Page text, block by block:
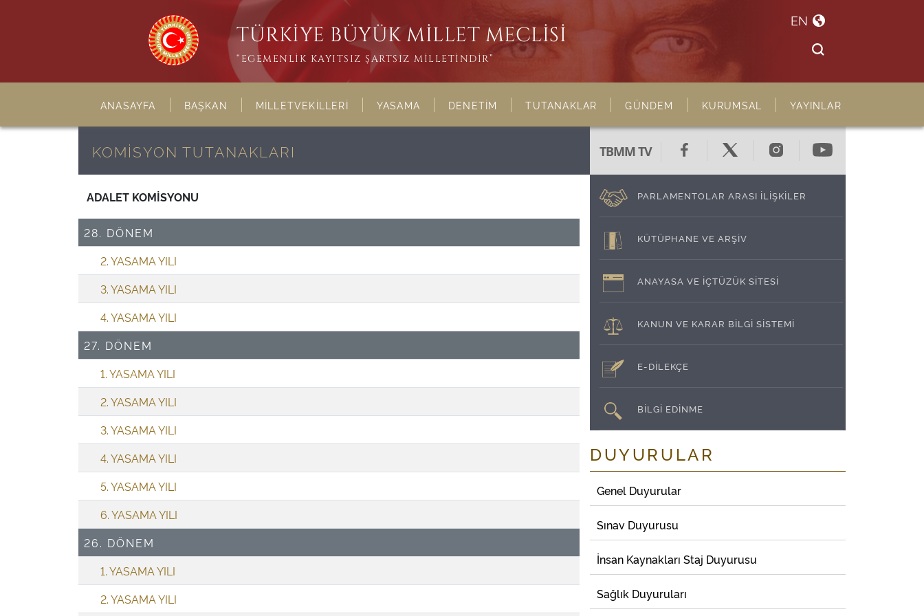
TÜRKİYE BÜYÜK MİLLET MECLİSİ
“EGEMENLİK KAYITSIZ ŞARTSIZ MİLLETİNDİR”
EN
ANASAYFA BAŞKAN MİLLETVEKİLLERİ YASAMA DENETİM TUTANAKLAR GÜNDEM KURUMSAL YAYINLAR
KOMİSYON TUTANAKLARI
ADALET KOMİSYONU
28. DÖNEM
2. YASAMA YILI
3. YASAMA YILI
4. YASAMA YILI
27. DÖNEM
1. YASAMA YILI
2. YASAMA YILI
3. YASAMA YILI
4. YASAMA YILI
5. YASAMA YILI
6. YASAMA YILI
26. DÖNEM
1. YASAMA YILI
2. YASAMA YILI
TBMM TV
PARLAMENTOLAR ARASI İLİŞKİLER
KÜTÜPHANE VE ARŞİV
ANAYASA VE İÇTÜZÜK SİTESİ
KANUN VE KARAR BİLGİ SİSTEMİ
E-DİLEKÇE
BİLGİ EDİNME
DUYURULAR
Genel Duyurular
Sınav Duyurusu
İnsan Kaynakları Staj Duyurusu
Sağlık Duyuruları